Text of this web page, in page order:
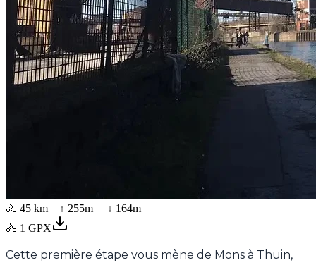
🚴 45 km ↑ 255m ↓ 164m
🚴 1 GPX
Cette première étape vous mène de Mons à Thuin,